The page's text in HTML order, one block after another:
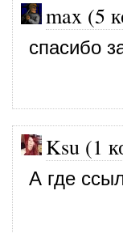
max (5
спасибо
Ksu (1
А где